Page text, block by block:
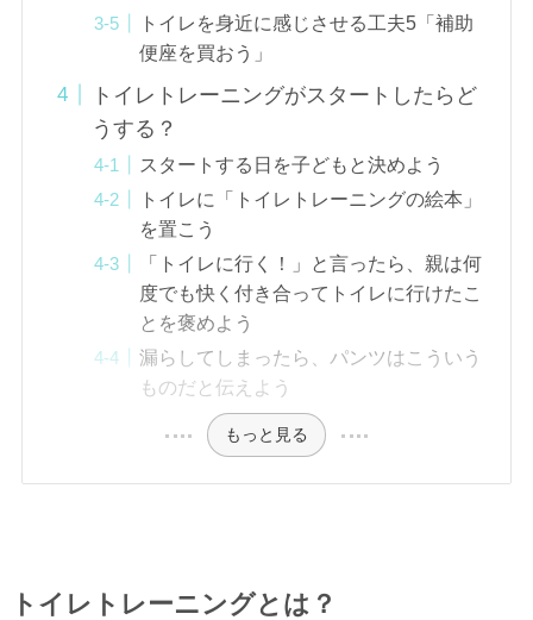
トイレを身近に感じさせる工夫5「補助
便座を買おう」
トイレトレーニングがスタートしたらど
うする？
スタートする日を子どもと決めよう
トイレに「トイレトレーニングの絵本」
を置こう
「トイレに行く！」と言ったら、親は何
度でも快く付き合ってトイレに行けたこ
とを褒めよう
漏らしてしまったら、パンツはこういう
ものだと伝えよう
もっと見る
トイレトレーニングとは？